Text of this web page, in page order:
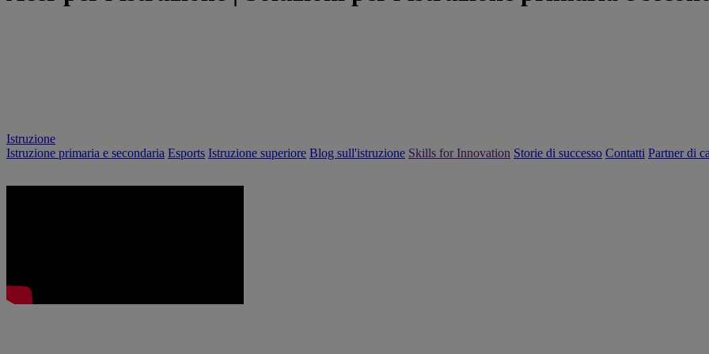
Istruzione
Istruzione primaria e secondaria Esports Istruzione superiore Blog sull'istruzione Skills for Innovation Storie di successo Contatti Partner di